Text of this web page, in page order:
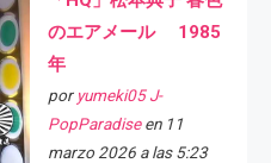
のエアメール 1985
年
por yumeki05 J-
PopParadiseen 11
marzo 2026 a las 5:23